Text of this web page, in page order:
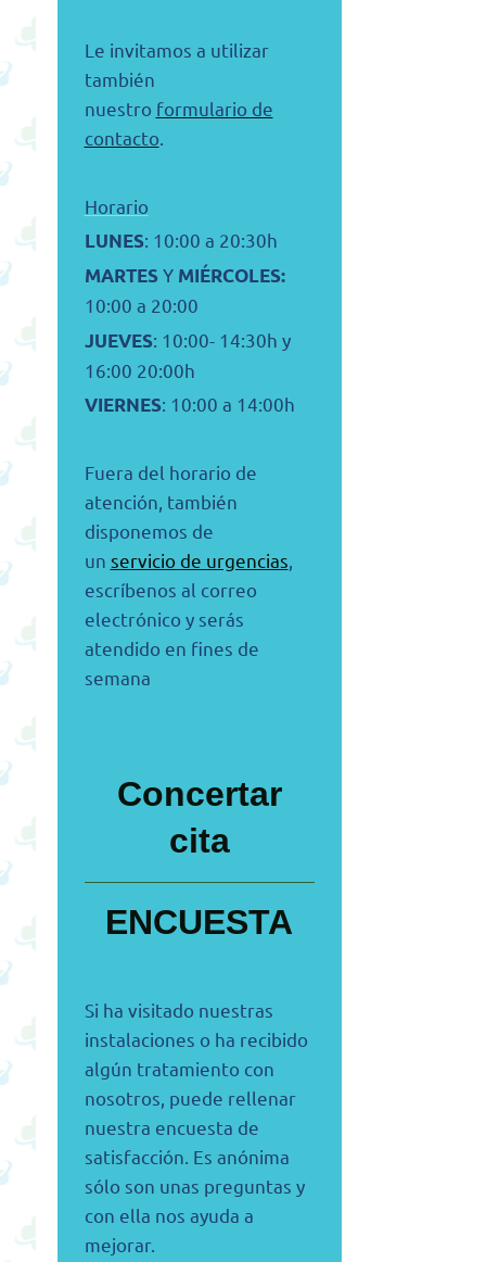
Le invitamos a utilizar
también
nuestro formulario de
contacto.
Horario
LUNES: 10:00 a 20:30h
MARTESY MIÉRCOLES:
10:00 a 20:00
JUEVES: 10:00- 14:30h y
16:00 20:00h
VIERNES: 10:00 a 14:00h
Fuera del horario de
atención, también
disponemos de
un servicio de urgencias,
escríbenos al correo
electrónico y serás
atendido en fines de
semana
Concertar
cita
ENCUESTA
Si ha visitado nuestras
instalaciones o ha recibido
algún tratamiento con
nosotros, puede rellenar
nuestra encuesta de
satisfacción. Es anónima
sólo son unas preguntas y
con ella nos ayuda a
mejorar.